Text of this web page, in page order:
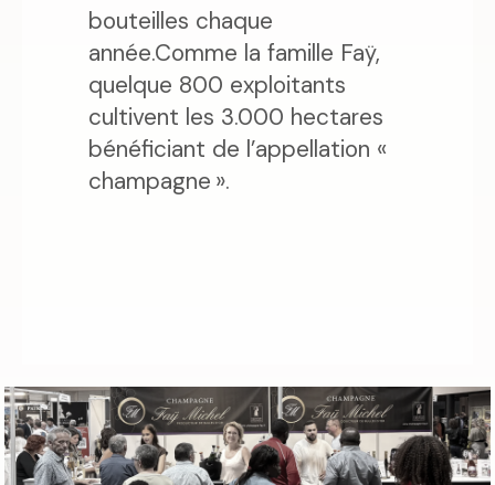
bouteilles chaque
année.Comme la famille Faÿ,
quelque 800 exploitants
cultivent les 3.000 hectares
bénéficiant de l’appellation «
champagne ».